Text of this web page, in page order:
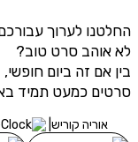
לא אוהב סרט טוב?
בין אם זה ביום
סרטים כמעט תמיד
אוריה קוריש
אני מאשר שקראתי
פרטיי ישמש לקבלת
בנוגע לתוכניות ביטוח או
מסכימ/ה לקבלת